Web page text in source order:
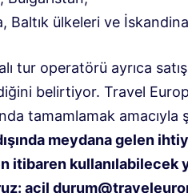
Baltık ülkeleri ve
tur operatörü ayrıca
belirtiyor. Travel
tamamlamak amacıyla
meydana gelen
itibaren kullanılabilecek
acil